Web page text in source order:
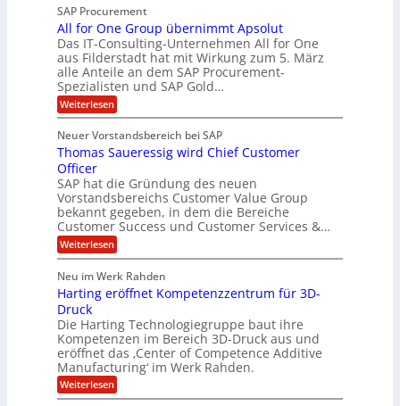
f
b
e
i
I
F
S
e
z
i
a
l
i
s
u
l
i
a
H
u
b
e
r
ä
l
t
6
5
e
n
n
t
C
T
O
V
P
S
a
l
e
s
n
g
i
n
e
-
S
e
c
u
r
i
t
y
y
s
e
m
S
t
e
l
l
r
i
e
r
s
i
o
n
3
SAP Procurement
All for One Group übernimmt Apsolut
Das IT-Consulting-Unternehmen All for One
aus Filderstadt hat mit Wirkung zum 5. März
alle Anteile an dem SAP Procurement-
Spezialisten und SAP Gold…
Weiterlesen:
A
l
f
r
O
n
e
G
r
o
p
ü
b
r
n
i
m
m
t
A
Neuer Vorstandsbereich bei SAP
Thomas Saueressig wird Chief Customer
Officer
SAP hat die Gründung des neuen
Vorstandsbereichs Customer Value Group
bekannt gegeben, in dem die Bereiche
Customer Success und Customer Services &…
Weiterlesen:
T
o
m
S
a
u
e
r
e
Neu im Werk Rahden
Harting eröffnet Kompetenzzentrum für 3D-
Druck
Die Harting Technologiegruppe baut ihre
Kompetenzen im Bereich 3D-Druck aus und
eröffnet das ‚Center of Competence Additive
Manufacturing‘ im Werk Rahden.
Weiterlesen:
H